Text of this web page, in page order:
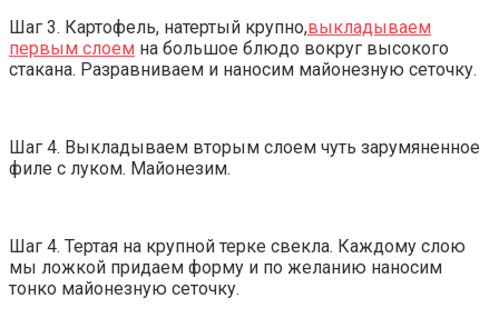
Шаг 3. Картофель, натертый крупно,выкладываем
первым слоем на большое блюдо вокруг высокого
стакана. Разравниваем и наносим майонезную сеточку.
Шаг 4. Выкладываем вторым слоем чуть зарумяненное
филе с луком. Майонезим.
Шаг 4. Тертая на крупной терке свекла. Каждому слою
мы ложкой придаем форму и по желанию наносим
тонко майонезную сеточку.